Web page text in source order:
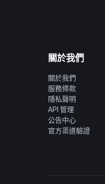
關於我們
關於我們
服務條款
隱私聲明
API 管理
公告中心
官方渠道驗證